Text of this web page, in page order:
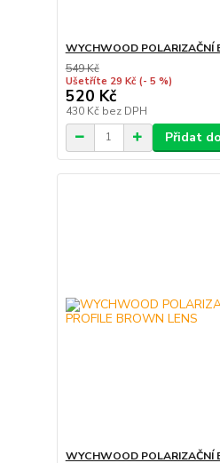
WYCHWOOD POLARIZAČNÍ
549 Kč
Ušetříte 29 Kč (- 5 %)
520 Kč
430 Kč bez DPH
Přidat
WYCHWOOD POLARIZAČNÍ